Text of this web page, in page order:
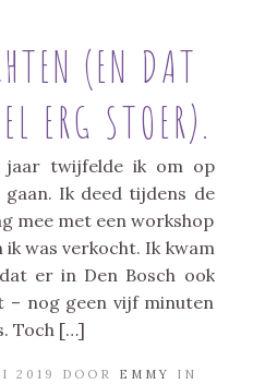
(EN DAT
ERG STOER).
jaar twijfelde ik om op
Ik deed tijdens de
mee met een workshop
ik was verkocht. Ik kwam
er in Den Bosch ook
– nog geen vijf minuten
Toch […]
2019 DOOR EMMY
IN